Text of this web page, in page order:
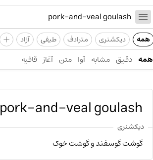
همه دیکشنری مترادف طیفی آزاد +
همه دقیق مشابه آوا متن آغاز قافیه
pork-and-veal goulash
دیکشنری
گوشت گوسفند و گوشت خوک